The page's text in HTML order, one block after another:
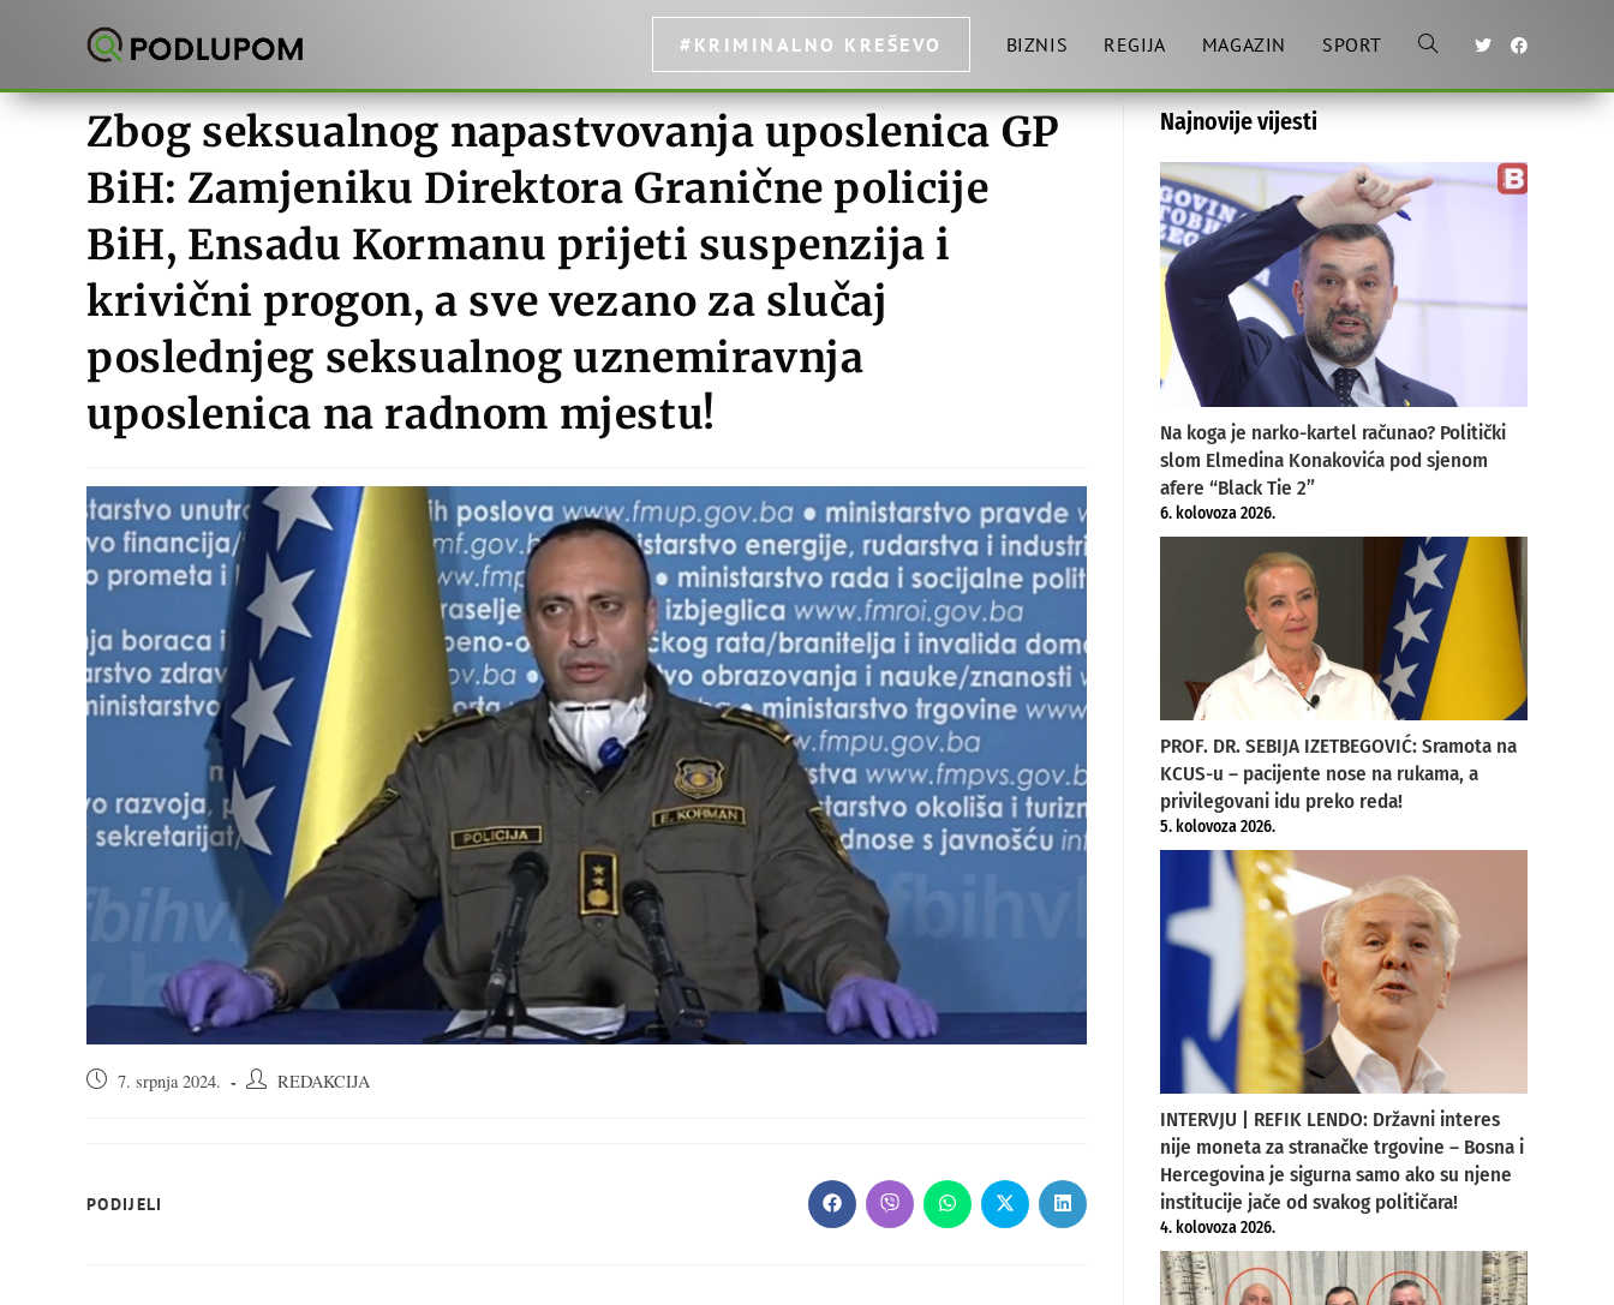
#KRIMINALNO KREŠEVO BIZNIS REGIJA MAGAZIN SPORT Toggle
Zbog seksualnog napastvovanja uposlenica GP
BiH: Zamjeniku Direktora Granične policije
BiH, Ensadu Kormanu prijeti suspenzija i
krivični progon, a sve vezano za slučaj
poslednjeg seksualnog uznemiravnja
uposlenica na radnom mjestu!
Objava7. srpnja 2024.
AutorREDAKCIJA
PODIJELI Opens
in
Opens
in
Opens
in
Opens
in
Opens
in
Najnovije vijesti
Na koga je narko-kartel računao? Politički
slom Elmedina Konakovića pod sjenom
afere “Black Tie 2”
6. kolovoza 2026.
PROF. DR. SEBIJA IZETBEGOVIĆ: Sramota na
KCUS-u – pacijente nose na rukama, a
privilegovani idu preko reda!
5. kolovoza 2026.
INTERVJU | REFIK LENDO: Državni interes
nije moneta za stranačke trgovine – Bosna i
Hercegovina je sigurna samo ako su njene
institucije jače od svakog političara!
4. kolovoza 2026.